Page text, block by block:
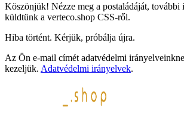
Köszönjük! Nézze meg a postaládáját, további
küldtünk a verteco.shop CSS-ről.
Hiba történt. Kérjük, próbálja újra.
Az Ön e-mail címét adatvédelmi
kezeljük. Adatvédelmi irányelvek.